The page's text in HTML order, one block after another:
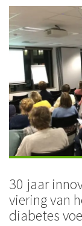
30 jaar
viering van
diabetes